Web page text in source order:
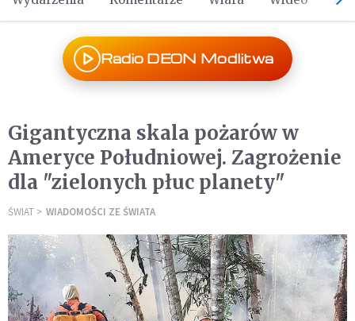
Radio DEON Modlitwa
Gigantyczna skala pożarów w
Ameryce Południowej. Zagrożenie
dla "zielonych płuc planety"
ŚWIAT WIADOMOŚCI ZE ŚWIATA